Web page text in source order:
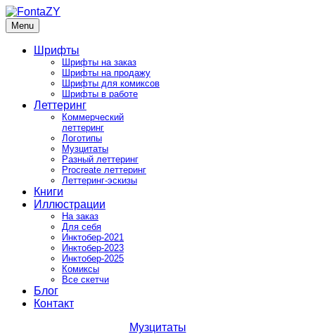
Skip
to
content
FontaZY
Fonts and pictures by Zakhar Yaschin
Menu
Шрифты
Шрифты на заказ
Шрифты на продажу
Шрифты для комиксов
Шрифты в работе
Леттеринг
Коммерческий
леттеринг
Логотипы
Музцитаты
Разный леттеринг
Procreate леттеринг
Леттеринг-эскизы
Книги
Иллюстрации
На заказ
Для себя
Инктобер-2021
Инктобер-2023
Инктобер-2025
Комиксы
Все скетчи
Блог
Контакт
Музцитаты